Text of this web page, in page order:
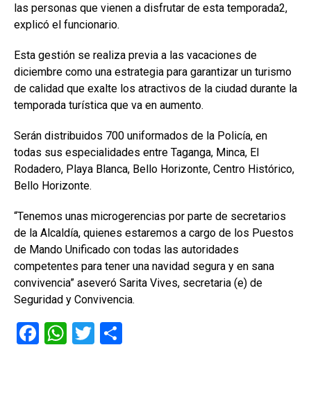
las personas que vienen a disfrutar de esta temporada2,
explicó el funcionario.
Esta gestión se realiza previa a las vacaciones de
diciembre como una estrategia para garantizar un turismo
de calidad que exalte los atractivos de la ciudad durante la
temporada turística que va en aumento.
Serán distribuidos 700 uniformados de la Policía, en
todas sus especialidades entre Taganga, Minca, El
Rodadero, Playa Blanca, Bello Horizonte, Centro Histórico,
Bello Horizonte.
“Tenemos unas microgerencias por parte de secretarios
de la Alcaldía, quienes estaremos a cargo de los Puestos
de Mando Unificado con todas las autoridades
competentes para tener una navidad segura y en sana
convivencia” aseveró Sarita Vives, secretaria (e) de
Seguridad y Convivencia.
F
W T